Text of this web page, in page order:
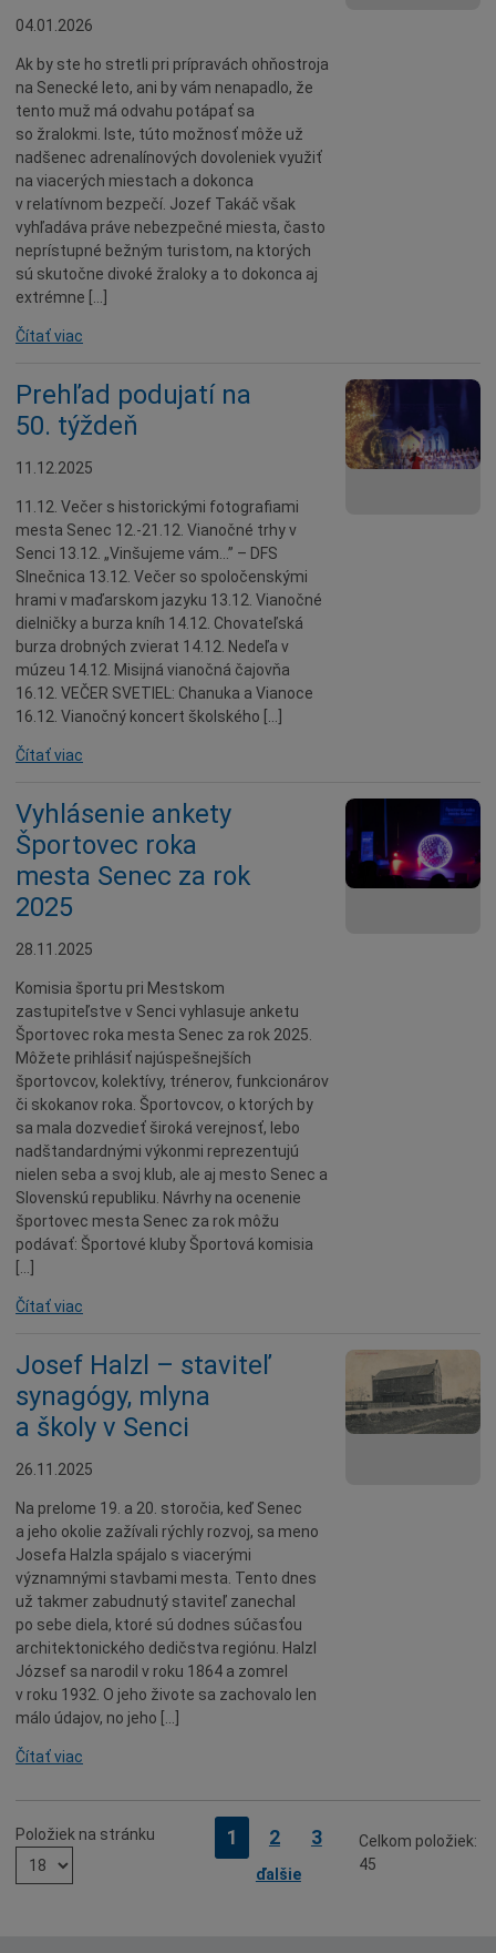
04.01.2026
Ak by ste ho stretli pri prípravách ohňostroja
na Senecké leto, ani by vám nenapadlo, že
tento muž má odvahu potápať sa
so žralokmi. Iste, túto možnosť môže už
nadšenec adrenalínových dovoleniek využiť
na viacerých miestach a dokonca
v relatívnom bezpečí. Jozef Takáč však
vyhľadáva práve nebezpečné miesta, často
neprístupné bežným turistom, na ktorých
sú skutočne divoké žraloky a to dokonca aj
extrémne […]
Čítať viac
Prehľad podujatí na
50. týždeň
11.12.2025
11.12. Večer s historickými fotografiami
mesta Senec 12.-21.12. Vianočné trhy v
Senci 13.12. „Vinšujeme vám…” – DFS
Slnečnica 13.12. Večer so spoločenskými
hrami v maďarskom jazyku 13.12. Vianočné
dielničky a burza kníh 14.12. Chovateľská
burza drobných zvierat 14.12. Nedeľa v
múzeu 14.12. Misijná vianočná čajovňa
16.12. VEČER SVETIEL: Chanuka a Vianoce
16.12. Vianočný koncert školského […]
Čítať viac
Vyhlásenie ankety
Športovec roka
mesta Senec za rok
2025
28.11.2025
Komisia športu pri Mestskom
zastupiteľstve v Senci vyhlasuje anketu
Športovec roka mesta Senec za rok 2025.
Môžete prihlásiť najúspešnejších
športovcov, kolektívy, trénerov, funkcionárov
či skokanov roka. Športovcov, o ktorých by
sa mala dozvedieť široká verejnosť, lebo
nadštandardnými výkonmi reprezentujú
nielen seba a svoj klub, ale aj mesto Senec a
Slovenskú republiku. Návrhy na ocenenie
športovec mesta Senec za rok môžu
podávať: Športové kluby Športová komisia
Čítať viac
Josef Halzl – staviteľ
synagógy, mlyna
a školy v Senci
26.11.2025
Na prelome 19. a 20. storočia, keď Senec
a jeho okolie zažívali rýchly rozvoj, sa meno
Josefa Halzla spájalo s viacerými
významnými stavbami mesta. Tento dnes
už takmer zabudnutý staviteľ zanechal
po sebe diela, ktoré sú dodnes súčasťou
architektonického dedičstva regiónu. Halzl
József sa narodil v roku 1864 a zomrel
v roku 1932. O jeho živote sa zachovalo len
málo údajov, no jeho […]
Čítať viac
Položiek na stránku Strana
1 Strana
2 Strana
3
ďalšie
Celkom položiek:
45